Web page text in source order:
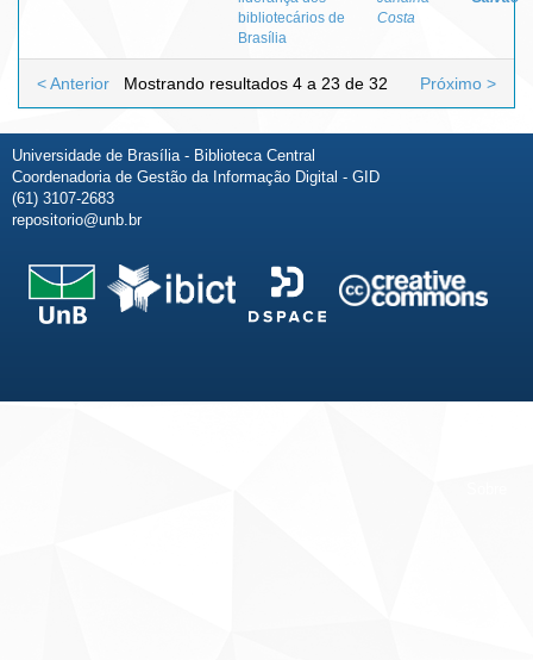
bibliotecários de
Brasília
Costa
Mostrando resultados 4 a 23 de 32
< Anterior Próximo >
Universidade de Brasília - Biblioteca Central
Coordenadoria de Gestão da Informação Digital - GID
(61) 3107-2683
repositorio@unb.br